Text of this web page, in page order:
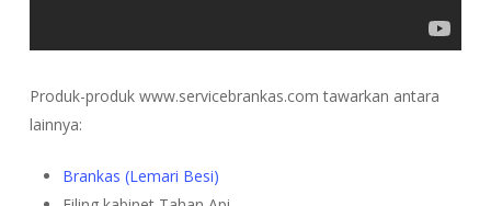
Produk-produk www.servicebrankas.com tawarkan antara
lainnya:
Brankas (Lemari Besi)